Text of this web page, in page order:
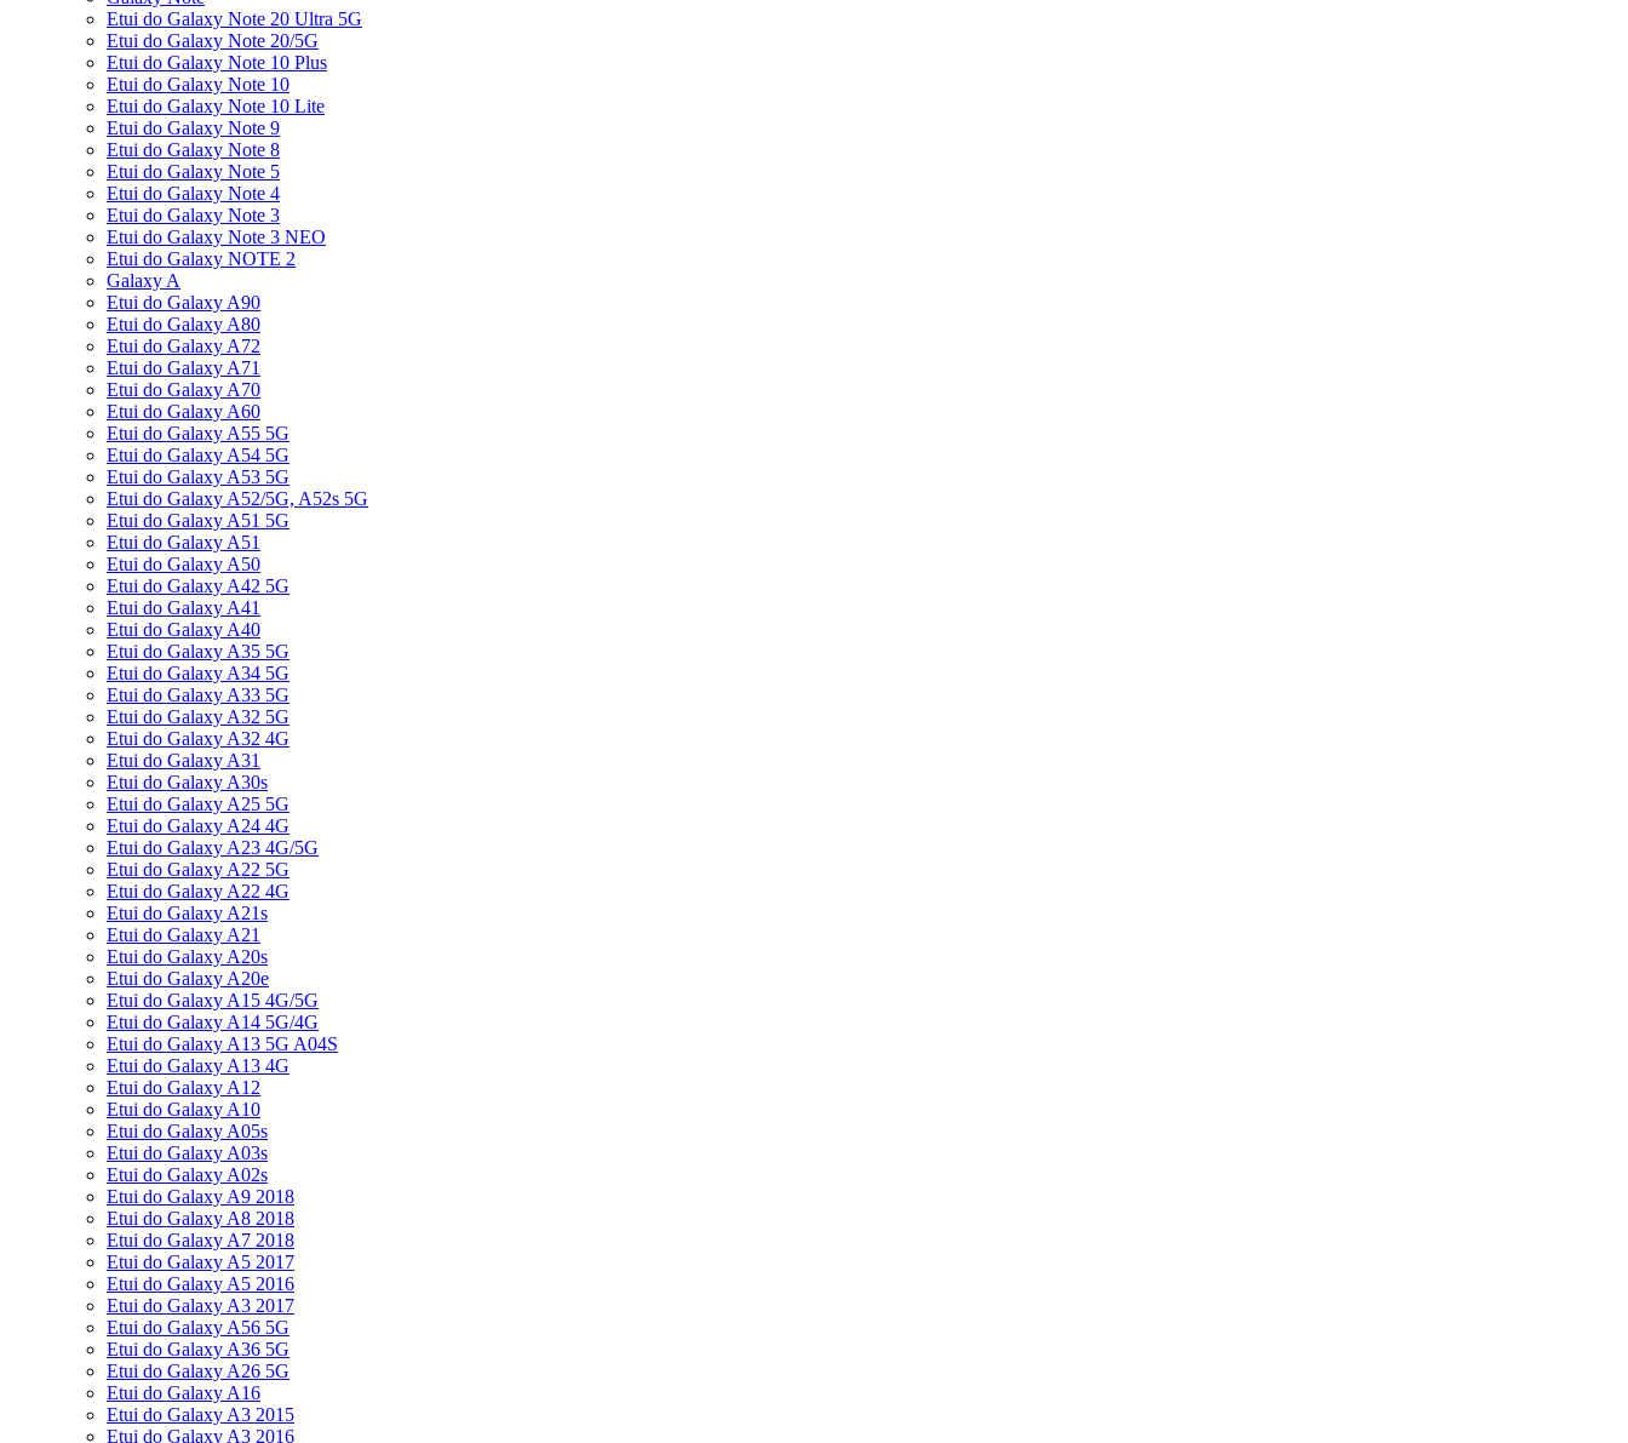
Etui do Galaxy Note 20 Ultra 5G
Etui do Galaxy Note 20/5G
Etui do Galaxy Note 10 Plus
Etui do Galaxy Note 10
Etui do Galaxy Note 10 Lite
Etui do Galaxy Note 9
Etui do Galaxy Note 8
Etui do Galaxy Note 5
Etui do Galaxy Note 4
Etui do Galaxy Note 3
Etui do Galaxy Note 3 NEO
Etui do Galaxy NOTE 2
Galaxy A
Etui do Galaxy A90
Etui do Galaxy A80
Etui do Galaxy A72
Etui do Galaxy A71
Etui do Galaxy A70
Etui do Galaxy A60
Etui do Galaxy A55 5G
Etui do Galaxy A54 5G
Etui do Galaxy A53 5G
Etui do Galaxy A52/5G, A52s 5G
Etui do Galaxy A51 5G
Etui do Galaxy A51
Etui do Galaxy A50
Etui do Galaxy A42 5G
Etui do Galaxy A41
Etui do Galaxy A40
Etui do Galaxy A35 5G
Etui do Galaxy A34 5G
Etui do Galaxy A33 5G
Etui do Galaxy A32 5G
Etui do Galaxy A32 4G
Etui do Galaxy A31
Etui do Galaxy A30s
Etui do Galaxy A25 5G
Etui do Galaxy A24 4G
Etui do Galaxy A23 4G/5G
Etui do Galaxy A22 5G
Etui do Galaxy A22 4G
Etui do Galaxy A21s
Etui do Galaxy A21
Etui do Galaxy A20s
Etui do Galaxy A20e
Etui do Galaxy A15 4G/5G
Etui do Galaxy A14 5G/4G
Etui do Galaxy A13 5G A04S
Etui do Galaxy A13 4G
Etui do Galaxy A12
Etui do Galaxy A10
Etui do Galaxy A05s
Etui do Galaxy A03s
Etui do Galaxy A02s
Etui do Galaxy A9 2018
Etui do Galaxy A8 2018
Etui do Galaxy A7 2018
Etui do Galaxy A5 2017
Etui do Galaxy A5 2016
Etui do Galaxy A3 2017
Etui do Galaxy A56 5G
Etui do Galaxy A36 5G
Etui do Galaxy A26 5G
Etui do Galaxy A16
Etui do Galaxy A3 2015
Etui do Galaxy A3 2016